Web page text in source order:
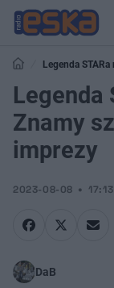
Legenda
Legenda
Znamy
imprezy
2023-08-08 17:13
DaB